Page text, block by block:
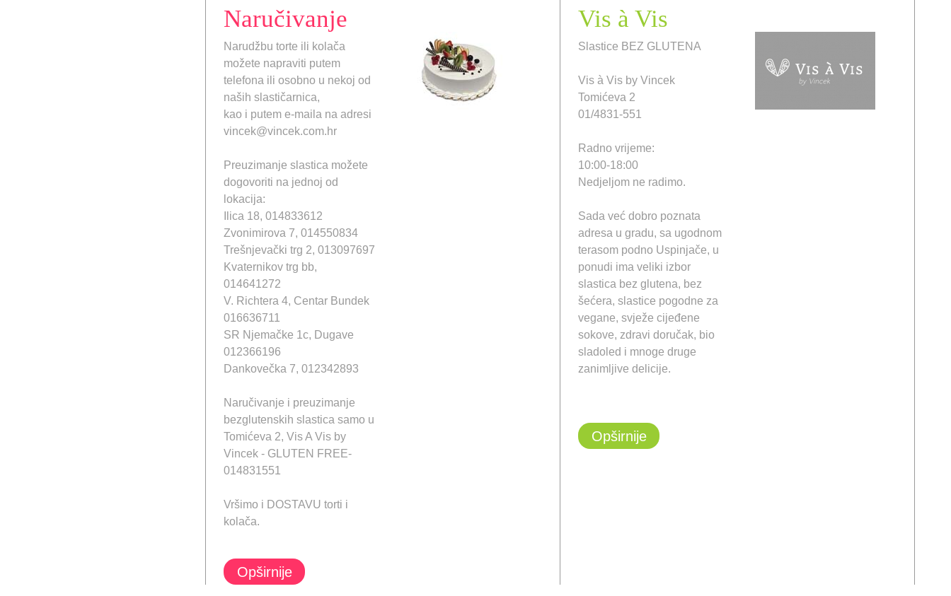
Naručivanje
Narudžbu torte ili kolača
možete napraviti putem
telefona ili osobno u nekoj od
naših slastičarnica,
kao i putem e-maila na adresi
vincek@vincek.com.hr
Preuzimanje slastica možete
dogovoriti na jednoj od
lokacija:
Ilica 18, 014833612
Zvonimirova 7, 014550834
Trešnjevački trg 2, 013097697
Kvaternikov trg bb,
014641272
V. Richtera 4, Centar Bundek
016636711
SR Njemačke 1c, Dugave
012366196
Dankovečka 7, 012342893
Naručivanje i preuzimanje
bezglutenskih slastica samo u
Tomićeva 2, Vis A Vis by
Vincek - GLUTEN FREE-
014831551
Vršimo i DOSTAVU torti i
kolača.
Opširnije
Vis à Vis
Slastice BEZ GLUTENA
Vis à Vis by Vincek
Tomićeva 2
01/4831-551
Radno vrijeme:
10:00-18:00
Nedjeljom ne radimo.
Sada već dobro poznata
adresa u gradu, sa ugodnom
terasom podno Uspinjače, u
ponudi ima veliki izbor
slastica bez glutena, bez
šećera, slastice pogodne za
vegane, svježe cijeđene
sokove, zdravi doručak, bio
sladoled i mnoge druge
zanimljive delicije.
Opširnije